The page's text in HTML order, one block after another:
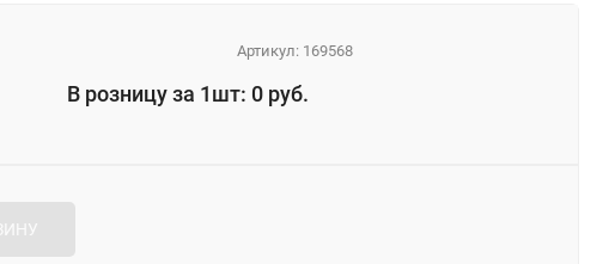
Артикул: 169568
В розницу за 1шт: 0 руб.